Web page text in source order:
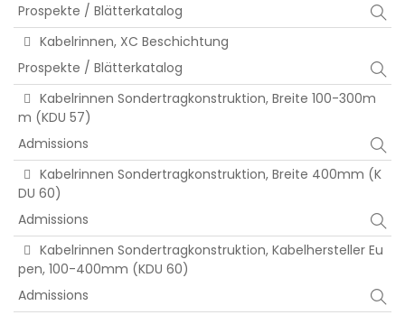
Prospekte / Blätterkatalog
Kabelrinnen, XC Beschichtung
Prospekte / Blätterkatalog
Kabelrinnen Sondertragkonstruktion, Breite 100-300m
m (KDU 57)
Admissions
Kabelrinnen Sondertragkonstruktion, Breite 400mm (K
DU 60)
Admissions
Kabelrinnen Sondertragkonstruktion, Kabelhersteller Eu
pen, 100-400mm (KDU 60)
Admissions